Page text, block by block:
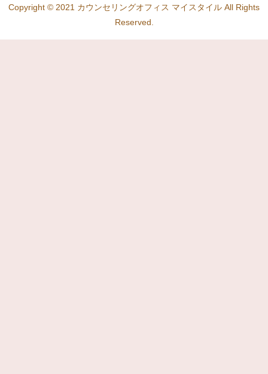
Copyright © 2021 カウンセリングオフィス マイスタイル All Rights
Reserved.